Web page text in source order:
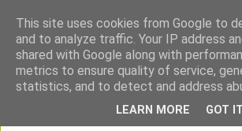
This site uses cookies from Google to
and to analyze traffic. Your IP address
shared with Google along with
metrics to ensure quality of service,
statistics, and to detect and address
LEARN MORE GOT IT